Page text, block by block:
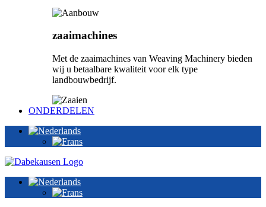
zaaimachines
Met de zaaimachines van Weaving Machinery bieden
wij u betaalbare kwaliteit voor elk type
landbouwbedrijf.
ONDERDELEN